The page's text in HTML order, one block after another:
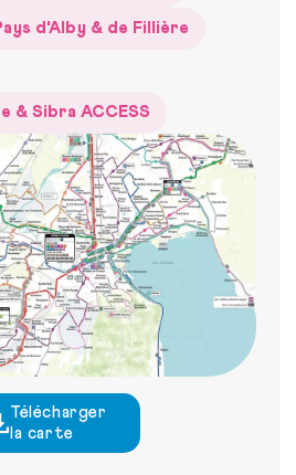
Télécharger
la carte
d'Alby & de Fillière
& Sibra ACCESS